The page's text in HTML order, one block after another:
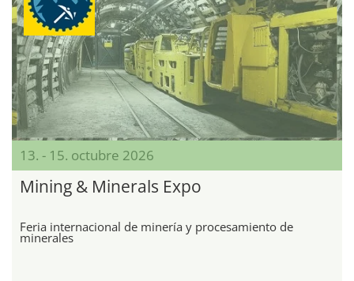
13. - 15. octubre 2026
Mining & Minerals Expo
Feria internacional de minería y procesamiento de
minerales